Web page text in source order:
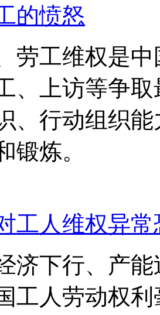
的愤怒
劳工维权是
、上访等争
、行动组织
锻炼。
工人维权异
济下行、产
工人劳动权